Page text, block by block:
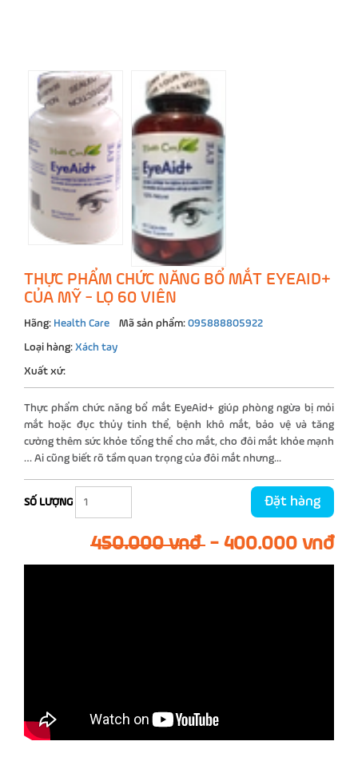
THỰC PHẨM CHỨC NĂNG BỔ MẮT EYEAID+
CỦA MỸ - LỌ 60 VIÊN
Hãng: Health Care Mã sản phẩm: 095888805922
Loại hàng: Xách tay
Xuất xứ:
Thực phẩm chức năng bổ mắt EyeAid+ giúp phòng ngừa bị mỏi
mắt hoặc đục thủy tinh thể, bệnh khô mắt, bảo vệ và tăng
cường thêm sức khỏe tổng thể cho mắt, cho đôi mắt khỏe mạnh
… Ai cũng biết rõ tầm quan trọng của đôi mắt nhưng...
SỐ LƯỢNG Đặt hàng
450.000 vnđ - 400.000 vnđ